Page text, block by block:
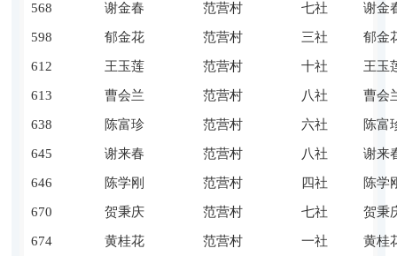
568 谢金春 范营村 七社 谢金
598 郁金花 范营村 三社 郁金
612 王玉莲 范营村 十社 王玉
613 曹会兰 范营村 八社 曹会
638 陈富珍 范营村 六社 陈富
645 谢来春 范营村 八社 谢来
646 陈学刚 范营村 四社 陈学
670 贺秉庆 范营村 七社 贺秉
674 黄桂花 范营村 一社 黄桂